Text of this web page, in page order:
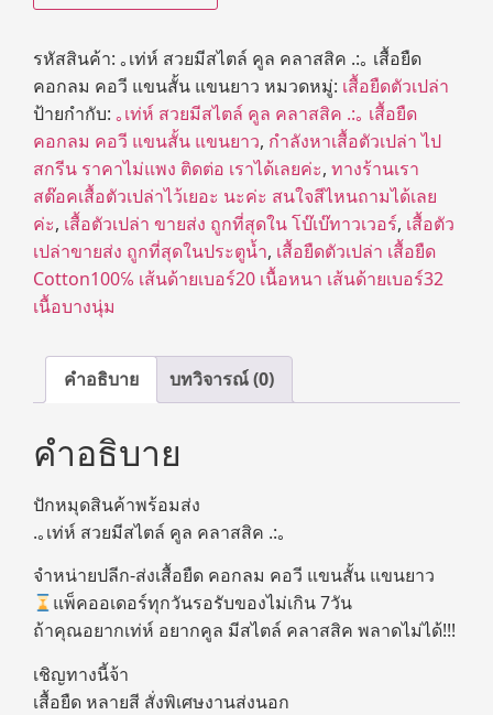
รหัสสินค้า: ｡เท่ห์ สวยมีสไตล์ คูล คลาสสิค .:｡ เสื้อยืด
คอกลม คอวี แขนสั้น แขนยาว หมวดหมู่: เสื้อยืดตัวเปล่า
ป้ายกำกับ: ｡เท่ห์ สวยมีสไตล์ คูล คลาสสิค .:｡ เสื้อยืด
คอกลม คอวี แขนสั้น แขนยาว, กำลังหาเสื้อตัวเปล่า ไป
สกรีน ราคาไม่แพง ติดต่อ เราได้เลยค่ะ, ทางร้านเรา
สต๊อคเสื้อตัวเปล่าไว้เยอะ นะค่ะ สนใจสีไหนถามได้เลย
ค่ะ, เสื้อตัวเปล่า ขายส่ง ถูกที่สุดใน โบ๊เบ๊ทาวเวอร์, เสื้อตัว
เปล่าขายส่ง ถูกที่สุดในประตูน้ำ, เสื้อยืดตัวเปล่า เสื้อยืด
Cotton100℅ เส้นด้ายเบอร์20 เนื้อหนา เส้นด้ายเบอร์32
เนื้อบางนุ่ม
คำอธิบาย บทวิจารณ์ (0)
คำอธิบาย
ปักหมุดสินค้าพร้อมส่ง
.｡เท่ห์ สวยมีสไตล์ คูล คลาสสิค .:｡
จำหน่ายปลีก-ส่งเสื้อยืด คอกลม คอวี แขนสั้น แขนยาว
แพ็คออเดอร์ทุกวันรอรับของไม่เกิน 7วัน
ถ้าคุณอยากเท่ห์ อยากคูล มีสไตล์ คลาสสิค พลาดไม่ได้!!!
เชิญทางนี้จ้า
เสื้อยืด หลายสี สั่งพิเศษงานส่งนอก